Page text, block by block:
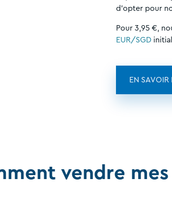
d'opter pour
Pour 3,95 €,
EUR/SGD
EN SAVOIR
vendre mes